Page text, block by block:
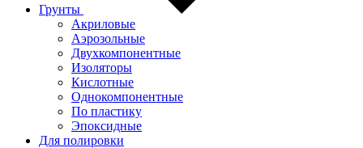
Грунты
Акриловые
Аэрозольные
Двухкомпонентные
Изоляторы
Кислотные
Однокомпонентные
По пластику
Эпоксидные
Для полировки